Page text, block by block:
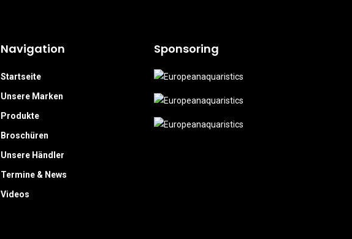
Navigation
Startseite
Unsere Marken
Produkte
Broschüren
Unsere Händler
Termine & News
Videos
Sponsoring